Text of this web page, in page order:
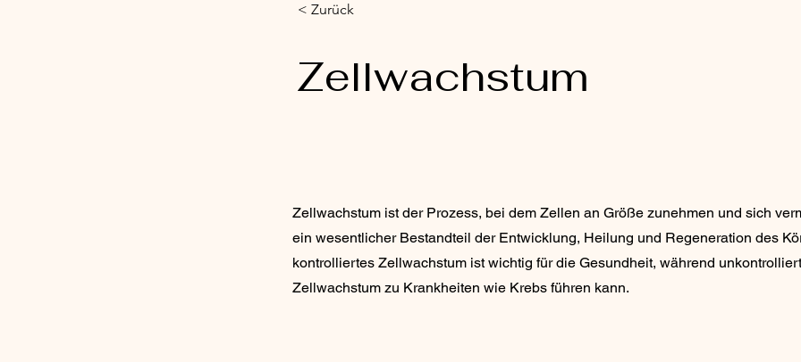
< Zurück
Zellwachstum
Zellwachstum ist der Prozess, bei dem Zellen an Größe zunehmen und sich
ein wesentlicher Bestandteil der Entwicklung, Heilung und Regeneration des
kontrolliertes Zellwachstum ist wichtig für die Gesundheit, während
Zellwachstum zu Krankheiten wie Krebs führen kann.